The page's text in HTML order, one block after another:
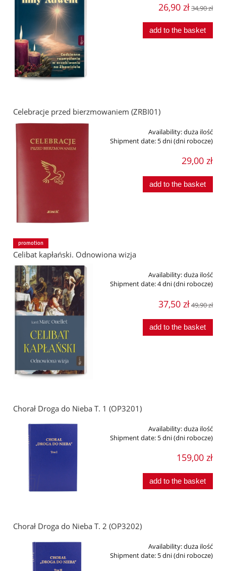
26,90 zł34,90 zł
add to the basket
Celebracje przed bierzmowaniem (ZRBI01)
Availability:duża ilość
Shipment date: 5 dni (dni robocze)
29,00 zł
add to the basket
Celibat kapłański. Odnowiona wizja
Availability:duża ilość
Shipment date:4 dni (dni robocze)
37,50 zł49,90 zł
add to the basket
promotion
Chorał Droga do Nieba T. 1 (OP3201)
Availability:duża ilość
Shipment date: 5 dni (dni robocze)
159,00 zł
add to the basket
Chorał Droga do Nieba T. 2 (OP3202)
Availability:duża ilość
Shipment date: 5 dni (dni robocze)